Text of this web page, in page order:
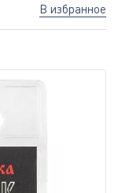
В избранное